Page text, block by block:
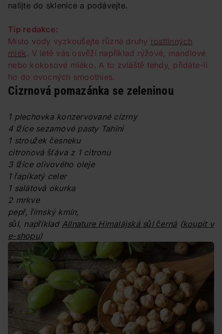
nalijte do sklenice a podávejte.
Tip redakce:
Místo vody vyzkoušejte různé druhy rostlinných
mlék. V létě vás osvěží například rýžové, mandlové
nebo kokosové mléko. A to zvláště tehdy, přidáte-li
ho do ovocných smoothies.
Cizrnová pomazánka se zeleninou
1 plechovka konzervované cizrny
4 lžíce sezamové pasty Tahini
1 stroužek česneku
citronová šťáva z 1 citronu
3 lžíce olivového oleje
1 řapíkatý celer
1 salátová okurka
2 mrkve
pepř, římský kmín,
sůl, například Allnature Himalájská sůl černá (koupit v
e-shopu)